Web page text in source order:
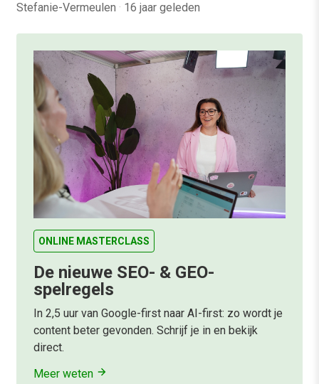
Stefanie-Vermeulen · 16 jaar geleden
ONLINE MASTERCLASS
De nieuwe SEO- & GEO-
spelregels
In 2,5 uur van Google-first naar AI-first: zo wordt je
content beter gevonden. Schrijf je in en bekijk
direct.
Meer weten